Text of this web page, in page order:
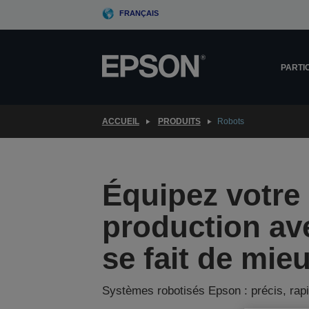
FRANÇAIS
ACCUEIL PRODUITS Robots
Équipez
production
se fait de
Systèmes robotisés Epson : précis,